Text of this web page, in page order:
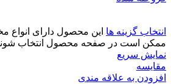
انتخاب گزینه ها این محصول دارای انواع
ممکن است در صفحه محصول انتخاب
نمایش سریع
مقايسه
افزودن به علاقه مندی